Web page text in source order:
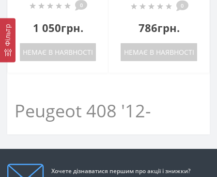
Фільтр
0
1 050грн.
НЕМАЄ В НАЯВНОСТІ
0
786грн.
НЕМАЄ В НАЯВНОСТІ
Peugeot 408 '12-
Хочете дізнаватися першим про акції і знижки?